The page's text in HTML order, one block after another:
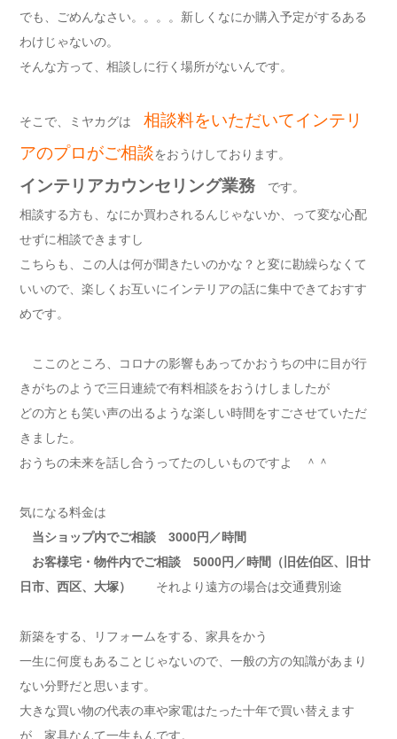
でも、ごめんなさい。。。。新しくなにか購入予定がするある
わけじゃないの。
そんな方って、相談しに行く場所がないんです。
そこで、ミヤカグは 相談料をいただいてインテリ
アのプロがご相談をおうけしております。
インテリアカウンセリング業務 です。
相談する方も、なにか買わされるんじゃないか、って変な心配
せずに相談できますし
こちらも、この人は何が聞きたいのかな？と変に勘繰らなくて
いいので、楽しくお互いにインテリアの話に集中できておすす
めです。
ここのところ、コロナの影響もあってかおうちの中に目が行
きがちのようで三日連続で有料相談をおうけしましたが
どの方とも笑い声の出るような楽しい時間をすごさせていただ
きました。
おうちの未来を話し合うってたのしいものですよ ＾＾
気になる料金は
当ショップ内でご相談 3000円／時間
お客様宅・物件内でご相談 5000円／時間（旧佐伯区、旧廿
日市、西区、大塚）
それより遠方の場合は交通費別途
新築をする、リフォームをする、家具をかう
一生に何度もあることじゃないので、一般の方の知識があまり
ない分野だと思います。
大きな買い物の代表の車や家電はたった十年で買い替えます
が、家具なんて一生もんです。